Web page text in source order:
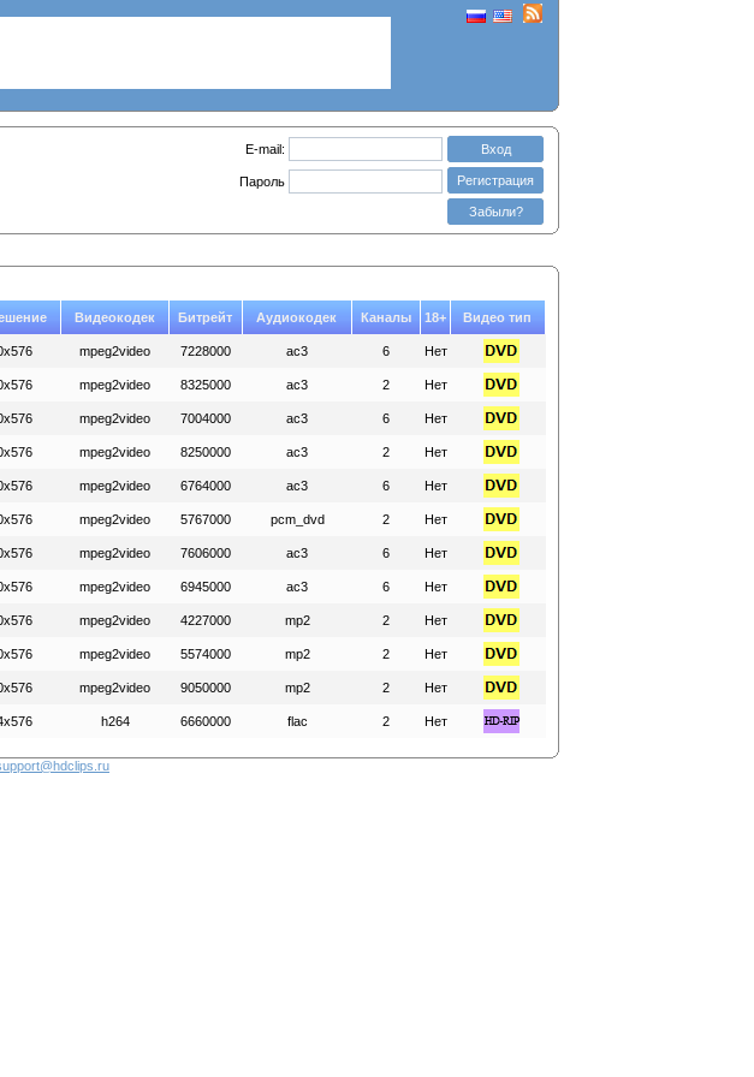
E-mail: Вход
Пароль Регистрация
Забыли?
Видеокодек Битрейт Аудиокодек Каналы 18+ Видео тип
mpeg2video 7228000 ac3 6 Нет
mpeg2video 8325000 ac3 2 Нет
mpeg2video 7004000 ac3 6 Нет
mpeg2video 8250000 ac3 2 Нет
mpeg2video 6764000 ac3 6 Нет
mpeg2video 5767000 pcm_dvd 2 Нет
mpeg2video 7606000 ac3 6 Нет
mpeg2video 6945000 ac3 6 Нет
mpeg2video 4227000 mp2 2 Нет
mpeg2video 5574000 mp2 2 Нет
mpeg2video 9050000 mp2 2 Нет
h264 6660000 flac 2 Нет